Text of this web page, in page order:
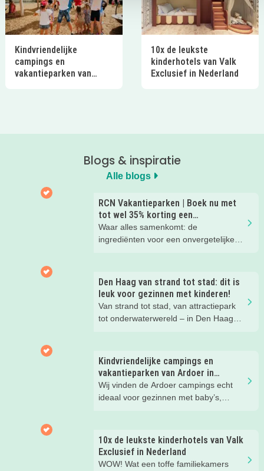
Kindvriendelijke
campings en
vakantieparken van
10x de leukste
kinderhotels van Valk
Exclusief in Nederland
Blogs & inspiratie
Alle blogs
RCN Vakantieparken | Boek nu met
tot wel 35% korting een
zomervakantie!
Waar alles samenkomt: de
ingrediënten voor een onvergetelijke
Den Haag van strand tot stad: dit is
leuk voor gezinnen met kinderen!
Van strand tot stad, van attractiepark
tot onderwaterwereld – in Den Haag
ontspannen met een lekkere lunch op
het strand en een duik in zee. Heerlijk!
Kindvriendelijke campings en
vakantieparken van Ardoer in
Nederland
Wij vinden de Ardoer campings echt
ideaal voor gezinnen met baby’s,
10x de leukste kinderhotels van Valk
Exclusief in Nederland
WOW! Wat een toffe familiekamers